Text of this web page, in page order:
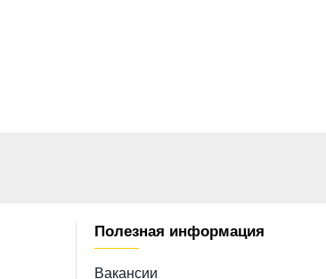
Полезная информация
Вакансии